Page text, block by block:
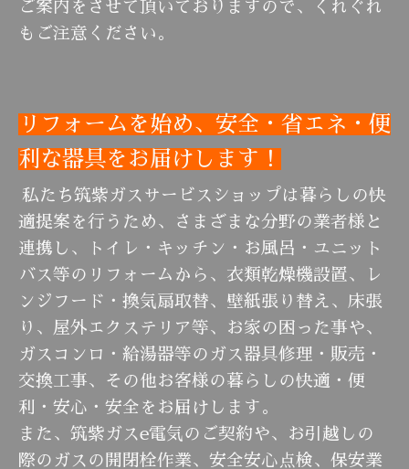
ご案内をさせて 頂い ております ので、くれぐれ
もご注意ください。
リフォームを始め、安全・省エネ・便
利な器具をお届けします！
私たち筑紫ガスサービスショップは暮らしの快
適提案を行うため、さまざまな分野の業者様と
連携し、
トイレ・キッチン・お風呂・ユニット
バス等のリフォームから、衣類乾燥機設置、レ
ンジフード・換気扇取替、壁紙張り替え、床張
り、屋外エクステリア等、お家の困った事や、
ガスコンロ・給湯器等のガス器具修理・販売・
交換工事、その他お客様の暮らしの快適・便
利・安心・安全をお届けします。
また、筑紫ガスe電気のご契約や、お引越しの
際のガスの開閉栓作業、安全安心点検、保安業